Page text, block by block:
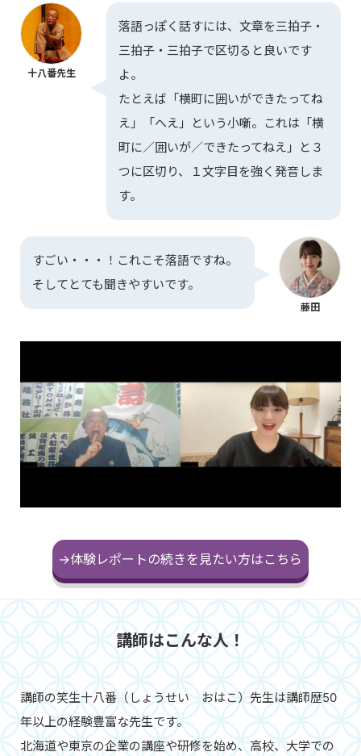
十八番先生
落語っぽく話すには、文章を三拍子・
三拍子・三拍子で区切ると良いです
よ。
たとえば「横町に囲いができたってね
え」「へえ」という小噺。これは「横
町に／囲いが／できたってねえ」と３
つに区切り、１文字目を強く発音しま
す。
すごい・・・！これこそ落語ですね。
そしてとても聞きやすいです。
藤田
→体験レポートの続きを見たい方はこちら
講師はこんな人！
講師の笑生十八番（しょうせい おはこ）先生は講師歴50
年以上の経験豊富な先生です。
北海道や東京の企業の講座や研修を始め、高校、大学での